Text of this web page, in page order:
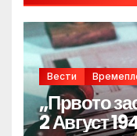
Вести
„Првото
2 Август